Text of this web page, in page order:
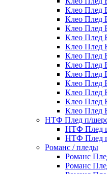
Клео Плед
Клео Плед
Клео Плед
Клео Плед
Клео Плед
Клео Плед
Клео Плед
Клео Плед
Клео Плед
Клео Плед
Клео Плед
Клео Плед
НТФ Плед п/
НТФ Плед
НТФ Плед
Романс / пледы
Романс
Романс